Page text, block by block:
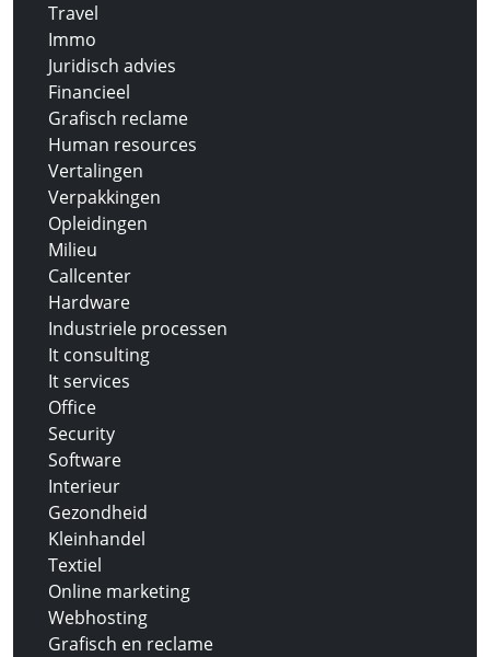
Travel
Immo
Juridisch advies
Financieel
Grafisch reclame
Human resources
Vertalingen
Verpakkingen
Opleidingen
Milieu
Callcenter
Hardware
Industriele processen
It consulting
It services
Office
Security
Software
Interieur
Gezondheid
Kleinhandel
Textiel
Online marketing
Webhosting
Grafisch en reclame